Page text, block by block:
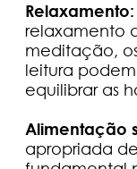
Relaxamento:
relaxamento
meditação,
leitura
equilibrar as
Alimentação
apropriada